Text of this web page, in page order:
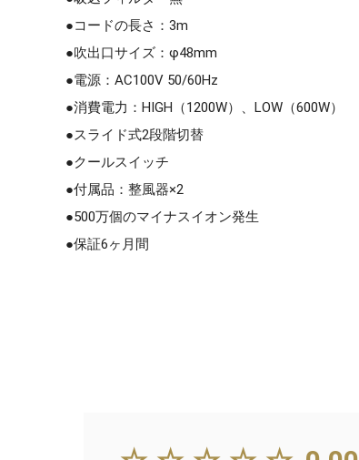
●コードの長さ：3m
●吹出口サイズ：φ48mm
●電源：AC100V 50/60Hz
●消費電力：HIGH（1200W）、LOW（600W）
●スライド式2段階切替
●クールスイッチ
●付属品：整風器×2
●500万個のマイナスイオン発生
●保証6ヶ月間